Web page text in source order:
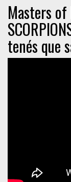
Masters of
tenés que